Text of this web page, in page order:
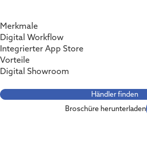
Merkmale
Digital Workflow
Integrierter App Store
Vorteile
Digital Showroom
Händler finden
Broschüre herunterladen